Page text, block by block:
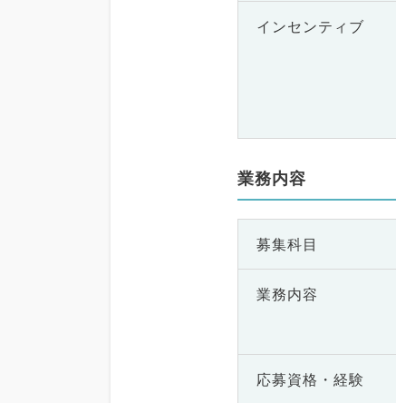
インセンティブ
業務内容
募集科目
業務内容
応募資格・ 経験